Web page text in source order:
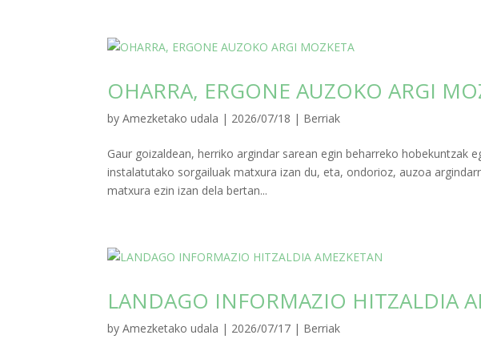
OHARRA, ERGONE AUZOKO ARGI
byAmezketako udala | 2026/07/18 | Berriak
Gaur goizaldean, herriko argindar sarean egin beharreko hobekuntzak
instalatutako sorgailuak matxura izan du, eta, ondorioz, auzoa
matxura ezin izan dela bertan...
LANDAGO INFORMAZIO HITZALDIA
byAmezketako udala | 2026/07/17 | Berriak